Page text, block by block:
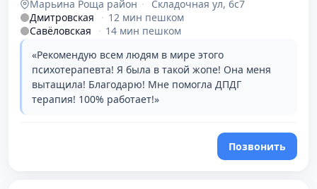
Марьина Роща район ·
Складочная ул, 6с7
Дмитровская
· 12 мин пешком
Савёловская
· 14 мин пешком
«Рекомендую всем людям в мире этого
психотерапевта! Я была в такой жопе! Она меня
вытащила! Благодарю! Мне помогла ДПДГ
терапия! 100% работает!»
Позвонить